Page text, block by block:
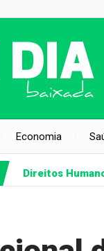
Economia
Direitos